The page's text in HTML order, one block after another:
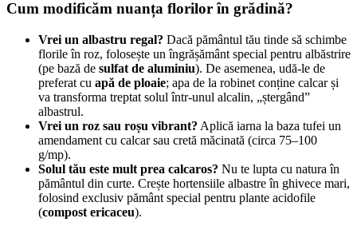
Cum modificăm nuanța florilor în grădină?
Vrei un albastru regal? Dacă pământul tău tinde să schimbe
florile în roz, folosește un îngrășământ special pentru albăstrire
(pe bază de sulfat de aluminiu). De asemenea, udă-le de
preferat cu apă de ploaie; apa de la robinet conține calcar și
va transforma treptat solul într-unul alcalin, „ștergând”
albastrul.
Vrei un roz sau roșu vibrant? Aplică iarna la baza tufei un
amendament cu calcar sau cretă măcinată (circa 75–100
g/mp).
Solul tău este mult prea calcaros? Nu te lupta cu natura în
pământul din curte. Crește hortensiile albastre în ghivece mari,
folosind exclusiv pământ special pentru plante acidofile
(compost ericaceu).